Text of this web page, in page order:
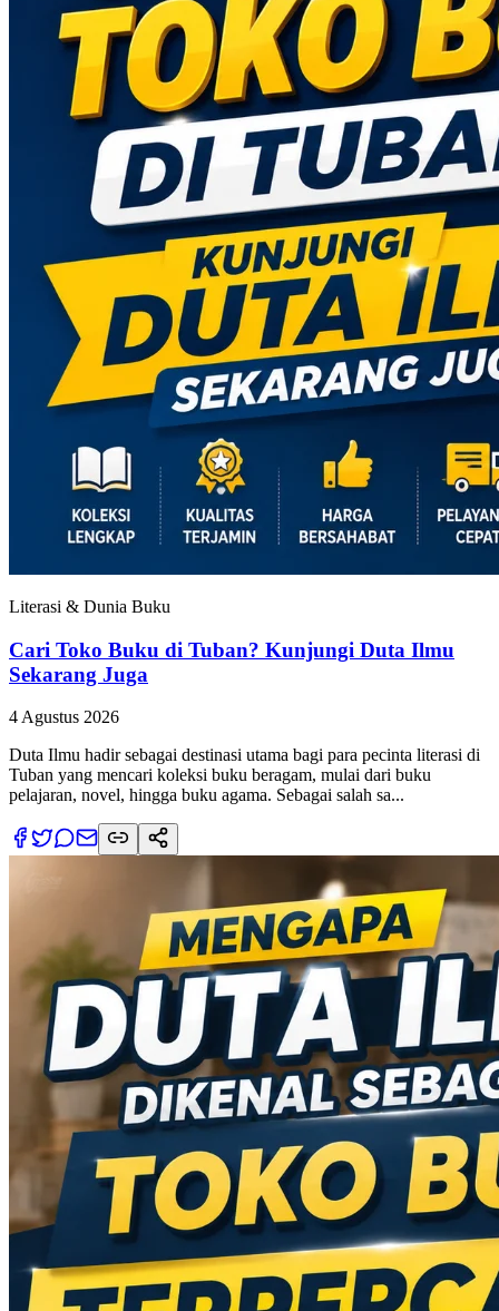
Literasi & Dunia Buku
Cari Toko Buku di Tuban? Kunjungi Duta Ilmu
Sekarang Juga
4 Agustus 2026
Duta Ilmu hadir sebagai destinasi utama bagi para pecinta literasi di
Tuban yang mencari koleksi buku beragam, mulai dari buku
pelajaran, novel, hingga buku agama. Sebagai salah sa...